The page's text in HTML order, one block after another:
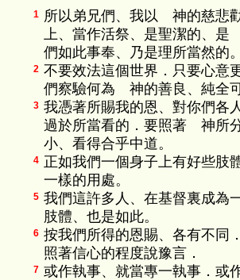
1 所以弟兄們、我以 神的慈悲
上、當作活祭、是聖潔的、
們如此事奉、乃是理所當然的。
2 不要效法這個世界．只要心意
們察驗何為 神的善良、純全可
3 我憑著所賜我的恩、對你們各
過於所當看的．要照著 神所
小、看得合乎中道。
4 正如我們一個身子上有好些肢
一樣的用處。
5 我們這許多人、在基督裏成為
肢體、也是如此。
6 按我們所得的恩賜、各有不同
照著信心的程度說豫言．
7 或作執事、就當專一執事．或